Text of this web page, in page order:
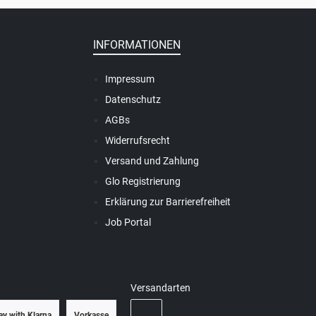
INFORMATIONEN
Impressum
Datenschutz
AGBs
Widerrufsrecht
Versand und Zahlung
Glo Registrierung
Erklärung zur Barrierefreiheit
Job Portal
Versandarten